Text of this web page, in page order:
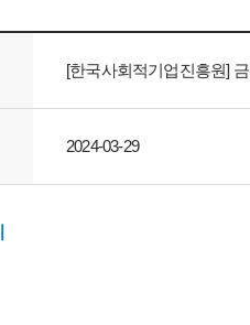
[한국사회적기업진흥원]
2024-03-29